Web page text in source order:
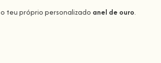
o teu próprio personalizado anel de ouro.